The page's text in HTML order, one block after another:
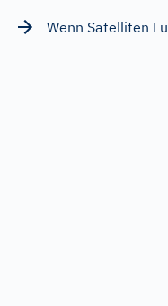
Wenn Satelliten